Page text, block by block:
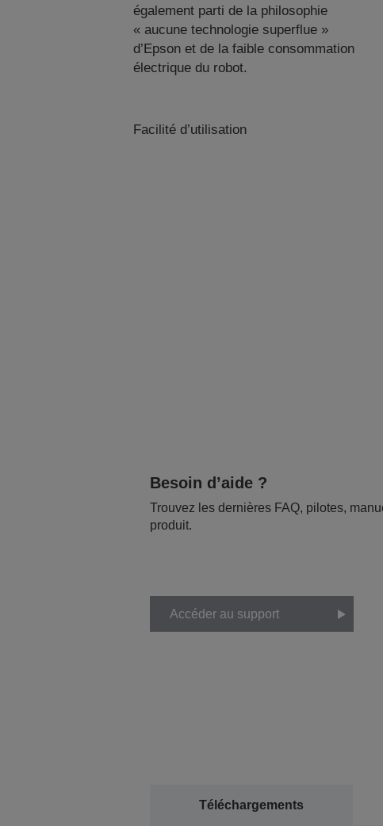
également parti de la philosophie
« aucune technologie superflue »
d’Epson et de la faible consommation
électrique du robot.
Facilité d’utilisation
Besoin d’aide ?
Trouvez les dernières FAQ, pilotes,
produit.
Accéder au support
Téléchargements